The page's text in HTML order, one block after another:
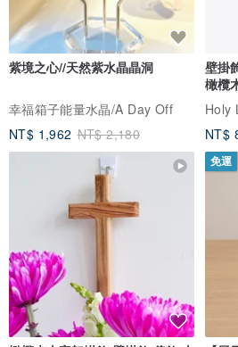
紫境之心//天然紫水晶晶洞
幸福箱子能量水晶/A Day Off
NT$ 1,962 NT$ 2,180
壁掛
橄欖
NT$
免運